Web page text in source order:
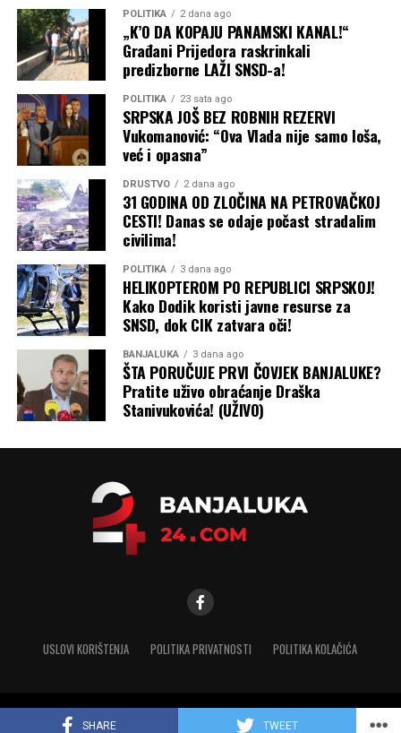
SHARE TWEET
POLITIKA 2 dana ago
„K’O DA KOPAJU PANAMSKI KANAL!“
Građani Prijedora raskrinkali
predizborne LAŽI SNSD-a!
POLITIKA 23 sata ago
SRPSKA JOŠ BEZ ROBNIH REZERVI
Vukomanović: “Ova Vlada nije samo loša,
već i opasna”
DRUŠTVO 2 dana ago
31 GODINA OD ZLOČINA NA PETROVAČKOJ
CESTI! Danas se odaje počast stradalim
civilima!
POLITIKA 3 dana ago
HELIKOPTEROM PO REPUBLICI SRPSKOJ!
Kako Dodik koristi javne resurse za
SNSD, dok CIK zatvara oči!
BANJALUKA 3 dana ago
ŠTA PORUČUJE PRVI ČOVJEK BANJALUKE?
Pratite uživo obraćanje Draška
Stanivukovića! (UŽIVO)
USLOVI KORIŠTENJA POLITIKA PRIVATNOSTI POLITIKA KOLAČIĆA
Copyright © 2025 banjaluka-24.com. Sva prava zadržana